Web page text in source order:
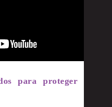
para proteger a la